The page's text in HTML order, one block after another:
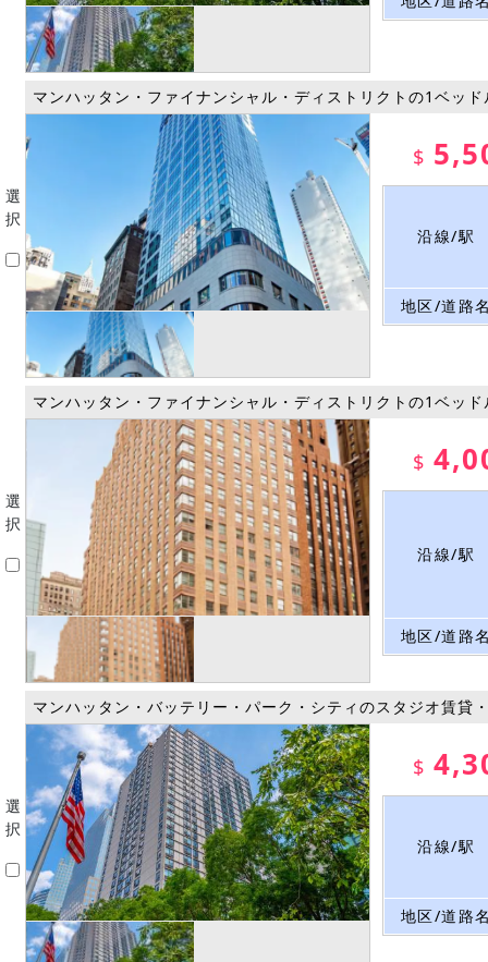
選
択
マンハッタン・ファイナンシャル・ディストリクトの1ベッ
$
沿線/駅
地区/道路
選
択
マンハッタン・ファイナンシャル・ディストリクトの1ベッ
$
沿線/駅
地区/道路
選
択
マンハッタン・バッテリー・パーク・シティのスタジオ賃貸
$
沿線/駅
地区/道路